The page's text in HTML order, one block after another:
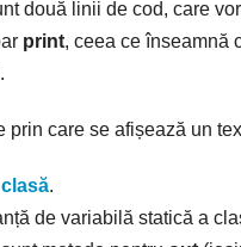
două linii de cod, care
print, ceea ce înseamnă
prin care se afișează un
clasă.
de variabilă statică a